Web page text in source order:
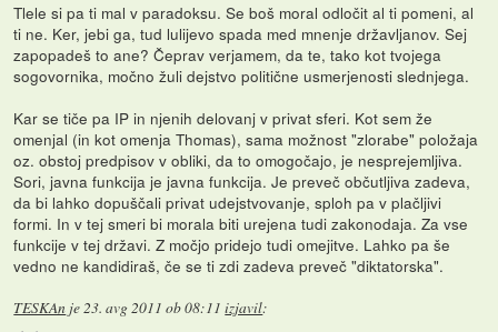
Tlele si pa ti mal v paradoksu. Se boš moral odločit al ti pomeni, al
ti ne. Ker, jebi ga, tud lulijevo spada med mnenje državljanov. Sej
zapopadeš to ane? Čeprav verjamem, da te, tako kot tvojega
sogovornika, močno žuli dejstvo politične usmerjenosti slednjega.
Kar se tiče pa IP in njenih delovanj v privat sferi. Kot sem že
omenjal (in kot omenja Thomas), sama možnost "zlorabe" položaja
oz. obstoj predpisov v obliki, da to omogočajo, je nesprejemljiva.
Sori, javna funkcija je javna funkcija. Je preveč občutljiva zadeva,
da bi lahko dopuščali privat udejstvovanje, sploh pa v plačljivi
formi. In v tej smeri bi morala biti urejena tudi zakonodaja. Za vse
funkcije v tej državi. Z močjo pridejo tudi omejitve. Lahko pa še
vedno ne kandidiraš, če se ti zdi zadeva preveč "diktatorska".
TESKAn je23. avg 2011 ob 08:11 izjavil: